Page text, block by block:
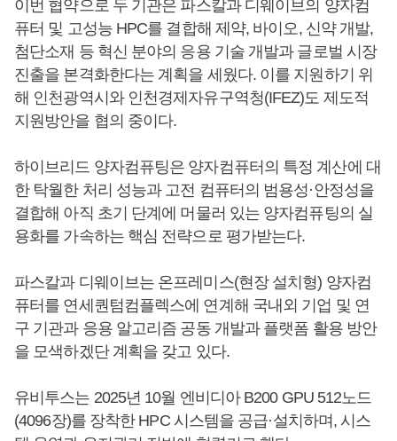
이번 협약으로 두 기관은 파스칼과 디웨이브의 양자컴
퓨터 및 고성능 HPC를 결합해 제약, 바이오, 신약 개발,
첨단소재 등 혁신 분야의 응용 기술 개발과 글로벌 시장
진출을 본격화한다는 계획을 세웠다. 이를 지원하기 위
해 인천광역시와 인천경제자유구역청(IFEZ)도 제도적
지원방안을 협의 중이다.
하이브리드 양자컴퓨팅은 양자컴퓨터의 특정 계산에 대
한 탁월한 처리 성능과 고전 컴퓨터의 범용성·안정성을
결합해 아직 초기 단계에 머물러 있는 양자컴퓨팅의 실
용화를 가속하는 핵심 전략으로 평가받는다.
파스칼과 디웨이브는 온프레미스(현장 설치형) 양자컴
퓨터를 연세퀀텀컴플렉스에 연계해 국내외 기업 및 연
구 기관과 응용 알고리즘 공동 개발과 플랫폼 활용 방안
을 모색하겠단 계획을 갖고 있다.
유비투스는 2025년 10월 엔비디아 B200 GPU 512노드
(4096장)를 장착한 HPC 시스템을 공급·설치하며, 시스